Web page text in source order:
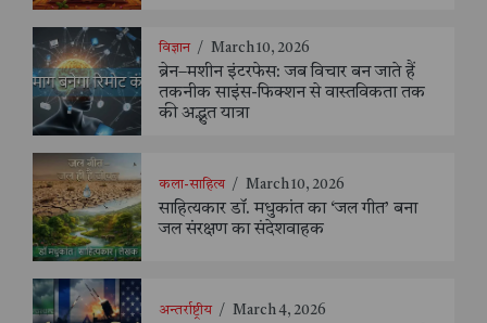
विज्ञान / March 10, 2026
ब्रेन–मशीन इंटरफेस: जब विचार बन जाते हैं
तकनीक साइंस-फिक्शन से वास्तविकता तक
की अद्भुत यात्रा
कला-साहित्य / March 10, 2026
साहित्यकार डॉ. मधुकांत का ‘जल गीत’ बना
जल संरक्षण का संदेशवाहक
अन्तर्राष्ट्रीय / March 4, 2026